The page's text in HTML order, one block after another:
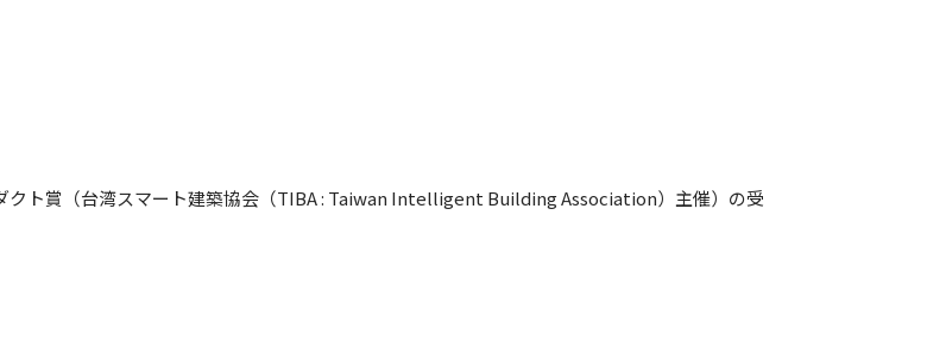
クト賞（台湾スマート建築協会（TIBA : Taiwan Intelligent Building Association）主催）の受